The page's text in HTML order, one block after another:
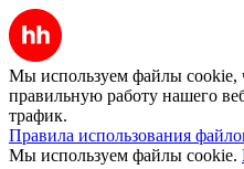
Мы используем файлы cookie,
правильную работу нашего
трафик.
Правила использования
Мы используем файлы cookie.